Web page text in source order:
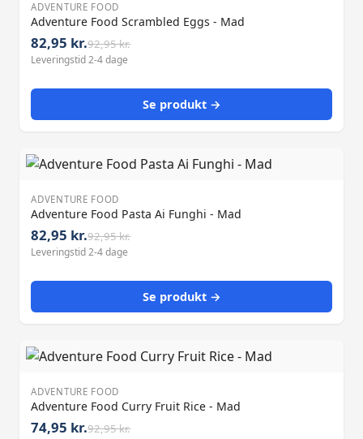
ADVENTURE FOOD
Adventure Food Scrambled Eggs - Mad
82,95 kr.92,95 kr.
Leveringstid 2-4 dage
Se produkt →
ADVENTURE FOOD
Adventure Food Pasta Ai Funghi - Mad
82,95 kr.92,95 kr.
Leveringstid 2-4 dage
Se produkt →
ADVENTURE FOOD
Adventure Food Curry Fruit Rice - Mad
74,95 kr.92,95 kr.